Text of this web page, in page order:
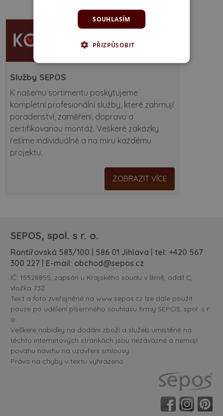
Služby SEPOS
K našemu sortimentu poskytujeme
kompletní profesionální služby, které zahrnují
poradenství, zaměření, dopravu a
certifikovanou montáž. Veškeré zakázky
řešíme individuálně a na míru každému
projektu.
ZOBRAZIT VÍCE
SEPOS, spol. s r. o.
Rantířovská 583/100 | 586 01 Jihlava | tel: +420 567
300 227 | E-mail: obchod@sepos.cz
IČ: 15528855, zapsán u Krajského soudu v Brně, oddíl C,
vložka 732.
Text a foto zveřejněné na www.sepos.cz lze dále použít
pouze po udělení písemného souhlasu firmy SEPOS, spol. s r.
o.
Veškeré nabídky na dodání zboží a služeb umístěné na
těchto internetových stránkách jsou nezávazné a nemají
povahu návrhu na uzavření smlouvy.
Právo na chyby v textu vyhrazeno.
SOUHLASÍM
PŘIZPŮSOBIT